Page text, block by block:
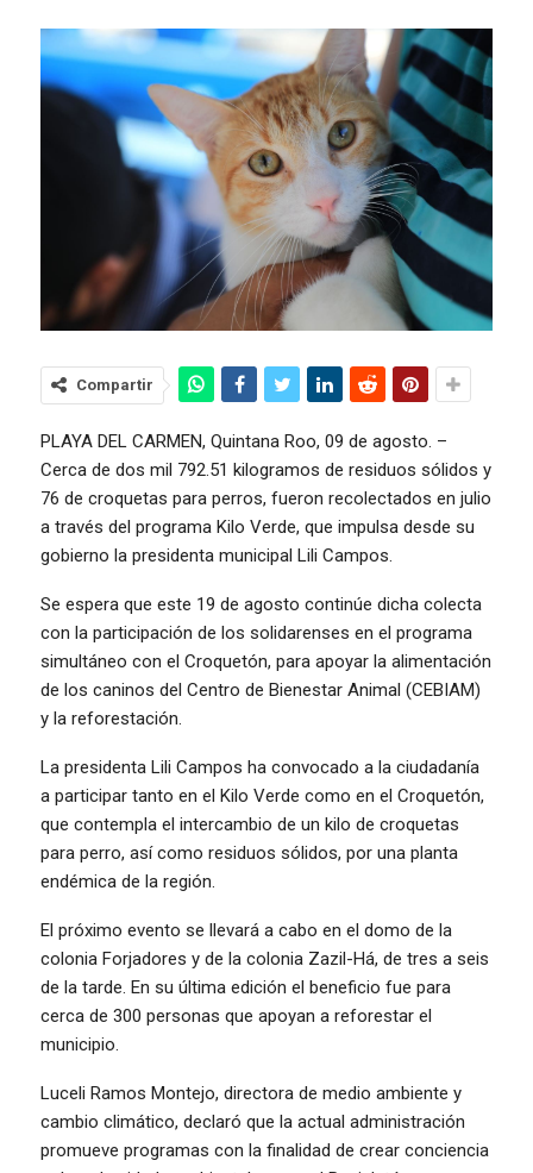
Compartir
PLAYA DEL CARMEN, Quintana Roo, 09 de agosto. –
Cerca de dos mil 792.51 kilogramos de residuos sólidos y
76 de croquetas para perros, fueron recolectados en julio
a través del programa Kilo Verde, que impulsa desde su
gobierno la presidenta municipal Lili Campos.
Se espera que este 19 de agosto continúe dicha colecta
con la participación de los solidarenses en el programa
simultáneo con el Croquetón, para apoyar la alimentación
de los caninos del Centro de Bienestar Animal (CEBIAM)
y la reforestación.
La presidenta Lili Campos ha convocado a la ciudadanía
a participar tanto en el Kilo Verde como en el Croquetón,
que contempla el intercambio de un kilo de croquetas
para perro, así como residuos sólidos, por una planta
endémica de la región.
El próximo evento se llevará a cabo en el domo de la
colonia Forjadores y de la colonia Zazil-Há, de tres a seis
de la tarde. En su última edición el beneficio fue para
cerca de 300 personas que apoyan a reforestar el
municipio.
Luceli Ramos Montejo, directora de medio ambiente y
cambio climático, declaró que la actual administración
promueve programas con la finalidad de crear conciencia